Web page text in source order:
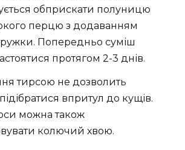
обприскати полуницю
перцю з додаванням
Попередньо суміш
протягом 2-3 днів.
тирсою не дозволить
впритул до кущів.
можна також
колючий хвою.